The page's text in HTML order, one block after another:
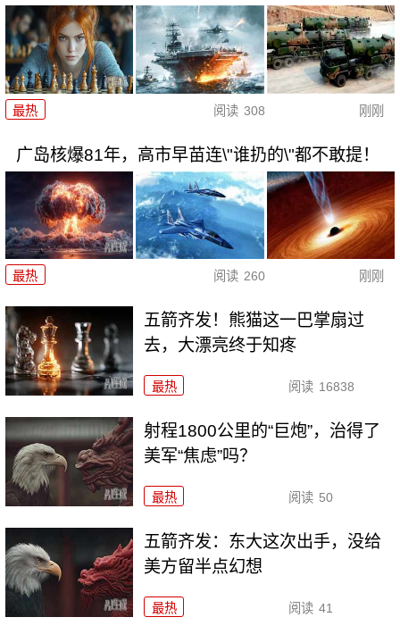
最热 阅读 308 刚刚
广岛核爆81年，高市早苗连\"谁扔的\"都不敢提！
最热 阅读 260 刚刚
五箭齐发！熊猫这一巴掌扇过
去，大漂亮终于知疼
最热 阅读 16838
射程1800公里的“巨炮”，治得了
美军“焦虑”吗？
最热 阅读 50
五箭齐发：东大这次出手，没给
美方留半点幻想
最热 阅读 41